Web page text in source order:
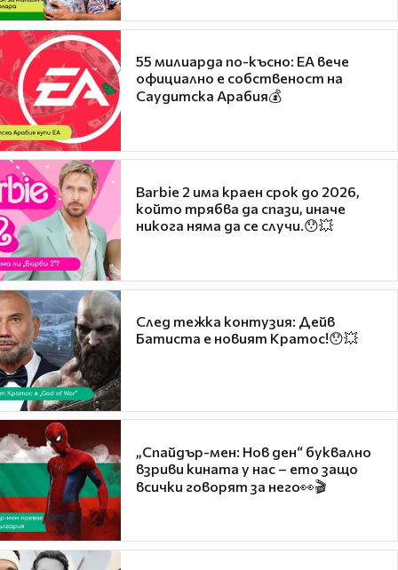
55 милиарда по-късно: EA вече
официално е собственост на
Саудитска Арабия💰
Barbie 2 има краен срок до 2026,
който трябва да спази, иначе
никога няма да се случи.😯💥
След тежка контузия: Дейв
Батиста е новият Кратос!😯💥
„Спайдър-мен: Нов ден“ буквално
взриви кината у нас – ето защо
всички говорят за него👀🎬